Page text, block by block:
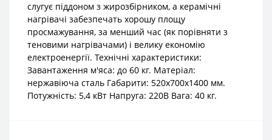
слугує піддоном з жирозбірником, а керамічні
нагрівачі забезпечать хорошу площу
просмажування, за менший час (як порівняти з
теновими нагрівачами) і велику економію
електроенергії. Технічні характеристики:
Завантаження м'яса: до 60 кг. Матеріал:
нержавіюча сталь Габарити: 520x700x1400 мм.
Потужність: 5,4 кВт Напруга: 220В Вага: 40 кг.